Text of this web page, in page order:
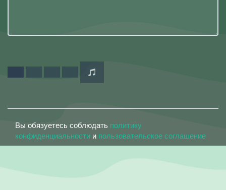
Вы обязуетесь соблюдать политику
конфиденциальности и пользовательское соглашение